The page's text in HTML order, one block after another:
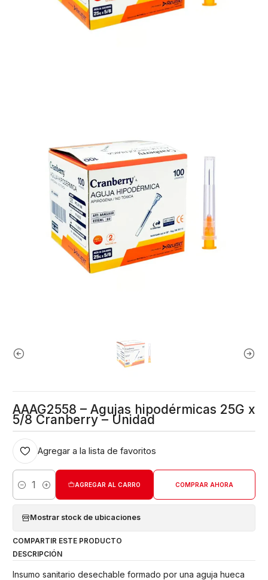
AAAG2558 – Agujas hipodérmicas 25G x
5/8 Cranberry – Unidad
Agregar a la lista de favoritos
Cantidad
AGREGAR AL CARRO COMPRAR AHORA
Mostrar stock de ubicaciones
COMPARTIR ESTE PRODUCTO
DESCRIPCIÓN
Insumo sanitario desechable formado por una aguja hueca